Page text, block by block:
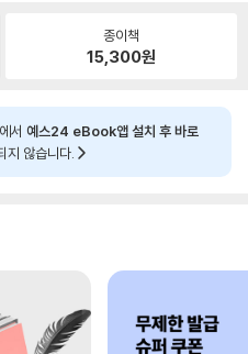
종이책
15,300원
서 예스24 eBook앱 설치 후 바로
지 않습니다.